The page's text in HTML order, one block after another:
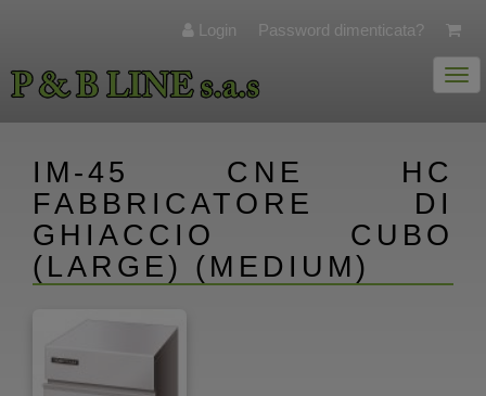
Login Password dimenticata?
IM-45 CNE HC
FABBRICATORE DI
GHIACCIO CUBO
(LARGE) (MEDIUM)